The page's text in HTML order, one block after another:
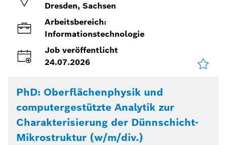
Dresden, Sachsen
Arbeitsbereich:
Informationstechnologie
Job veröffentlicht
24.07.2026
PhD: Oberflächenphysik und
computergestützte Analytik zur
Charakterisierung der Dünnschicht-
Mikrostruktur (w/m/div.)